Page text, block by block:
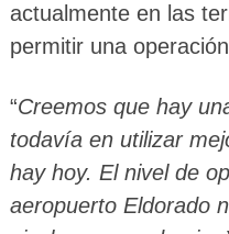
actualmente en las
permitir una
“Creemos que hay
todavía en utilizar
hay hoy. El nivel de
aeropuerto Eldorado